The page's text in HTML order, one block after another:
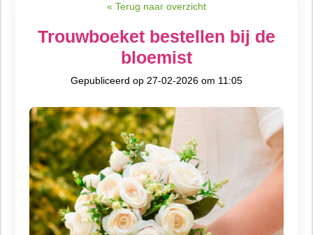
« Terug naar overzicht
Trouwboeket bestellen bij de
bloemist
Gepubliceerd op 27-02-2026 om 11:05